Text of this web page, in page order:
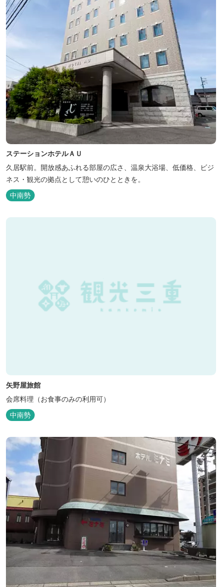
ステーションホテルＡＵ
久居駅前。開放感あふれる部屋の広さ、温泉大浴場、低価格、ビジ
ネス・観光の拠点として憩いのひとときを。
中南勢
矢野屋旅館
会席料理（お食事のみの利用可）
中南勢